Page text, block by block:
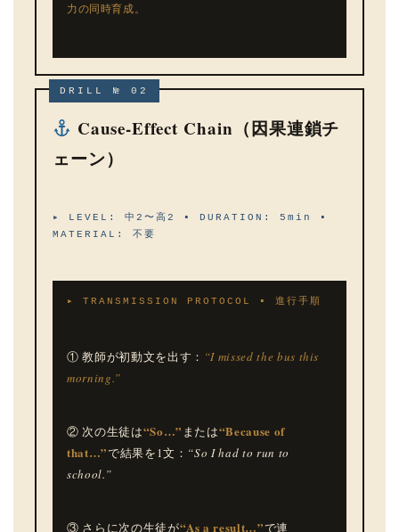
力の同時育成。
DRILL № 02
Cause-Effect Chain（因果連鎖チ
ェーン）
▸ LEVEL: 中2〜高2 ▪ DURATION: 5min ▪
MATERIAL: 不要
▸ TRANSMISSION PROTOCOL ▪ 進行手順
① 教師が初動文を出す： “I missed the bus this
morning.”
② 次の生徒は“So…” または“Because of
that…”で結果を1文： “So I had to run to
school.”
③ さらに次の生徒が“As a result…”で連